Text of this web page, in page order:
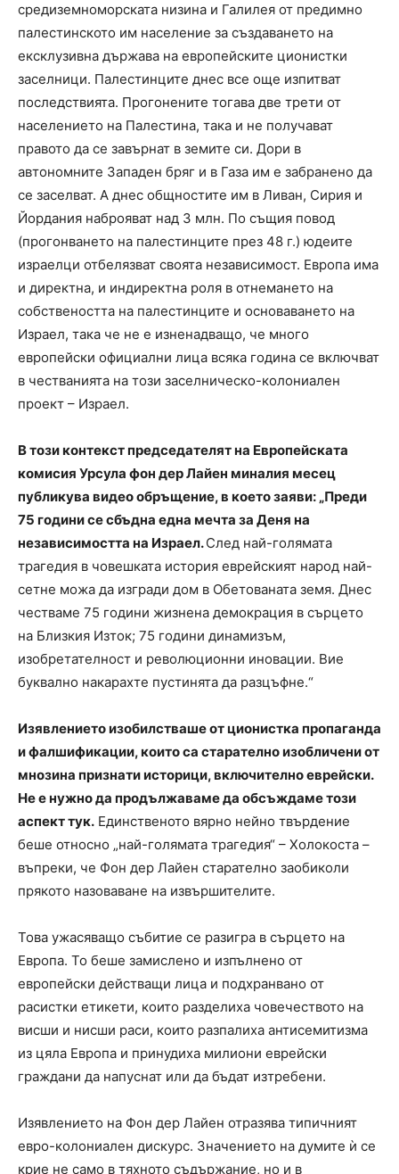
средиземноморската низина и Галилея от предимно
палестинското им население за създаването на
ексклузивна държава на европейските ционистки
заселници. Палестинците днес все още изпитват
последствията. Прогонените тогава две трети от
населението на Палестина, така и не получават
правото да се завърнат в земите си. Дори в
автономните Западен бряг и в Газа им е забранено да
се заселват. А днес общностите им в Ливан, Сирия и
Йордания наброяват над 3 млн. По същия повод
(прогонването на палестинците през 48 г.) юдеите
израелци отбелязват своята независимост. Европа има
и директна, и индиректна роля в отнемането на
собствеността на палестинците и основаването на
Израел, така че не е изненадващо, че много
европейски официални лица всяка година се включват
в честванията на този заселническо-колониален
проект – Израел.
В този контекст председателят на Европейската
комисия Урсула фон дер Лайен миналия месец
публикува видео обръщение, в което заяви: „Преди
75 години се сбъдна една мечта за Деня на
независимостта на Израел.След най-голямата
трагедия в човешката история еврейският народ най-
сетне можа да изгради дом в Обетованата земя. Днес
честваме 75 години жизнена демокрация в сърцето
на Близкия Изток; 75 години динамизъм,
изобретателност и революционни иновации. Вие
буквално накарахте пустинята да разцъфне.“
Изявлението изобилстваше от ционистка пропаганда
и фалшификации, които са старателно изобличени от
мнозина признати историци, включително еврейски.
Не е нужно да продължаваме да обсъждаме този
аспект тук. Единственото вярно нейно твърдение
беше относно „най-голямата трагедия“ – Холокоста –
въпреки, че Фон дер Лайен старателно заобиколи
прякото назоваване на извършителите.
Това ужасяващо събитие се разигра в сърцето на
Европа. То беше замислено и изпълнено от
европейски действащи лица и подхранвано от
расистки етикети, които разделиха човечеството на
висши и нисши раси, които разпалиха антисемитизма
из цяла Европа и принудиха милиони еврейски
граждани да напуснат или да бъдат изтребени.
Изявлението на Фон дер Лайен отразява типичният
евро-колониален дискурс. Значението на думите ѝ се
крие не само в тяхното съдържание, но и в